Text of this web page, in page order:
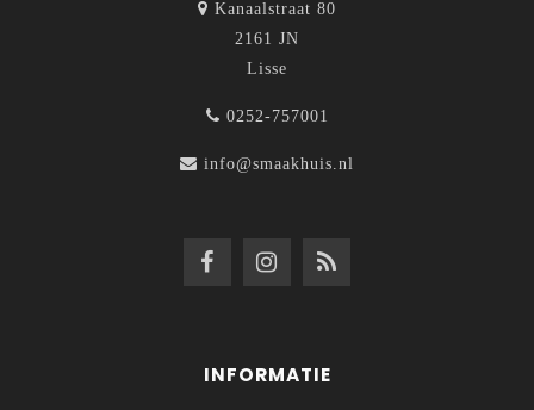
Kanaalstraat 80
2161 JN
Lisse
0252-757001
info@smaakhuis.nl
INFORMATIE